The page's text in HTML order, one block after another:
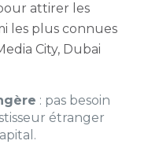
attirer les
les plus connues
City, Dubai
: pas besoin
étranger